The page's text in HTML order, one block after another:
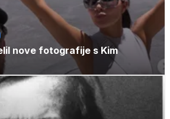
nove fotografije s Kim